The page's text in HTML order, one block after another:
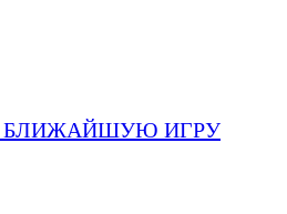
БЛИЖАЙШУЮ ИГРУ